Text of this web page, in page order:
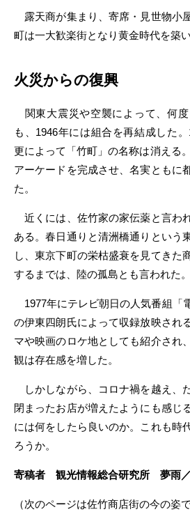
露天商が集まり、寄席・見世物小
町は一大歓楽街となり黄金時代を築い
火災からの復興
関東大震災や空襲によって、何
も、1946年には組合を再結成した
更によって「竹町」の名称は消える
アーケードを完成させ、名実ともに
た。
近くには、佐竹家の家伝薬と言わ
ある。春日通りと清洲橋通りという
し、東京下町の栄枯盛衰を見てきた
するまでは、陸の孤島とも言われた。
1977年にテレビ朝日の人気番組「
の伊東四朗氏によって収録放映され
マや映画のロケ地としても紹介され
観は存在感を増した。
しかしながら、コロナ禍を越え、
閉まったお店が増えたようにも感じ
には何をしたら良いのか。これも時
ろうか。
寄稿者 観光情報総合研究所 夢雨
（次のページは佐竹商店街の今の姿で